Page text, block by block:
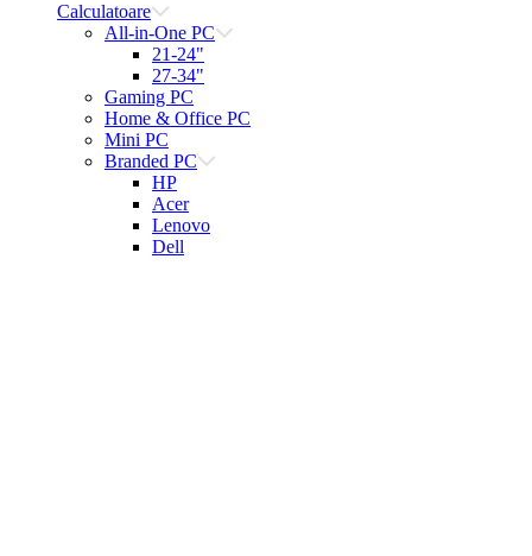
Calculatoare
All-in-One PC
21-24"
27-34"
Gaming PC
Home & Office PC
Mini PC
Branded PC
HP
Acer
Lenovo
Dell